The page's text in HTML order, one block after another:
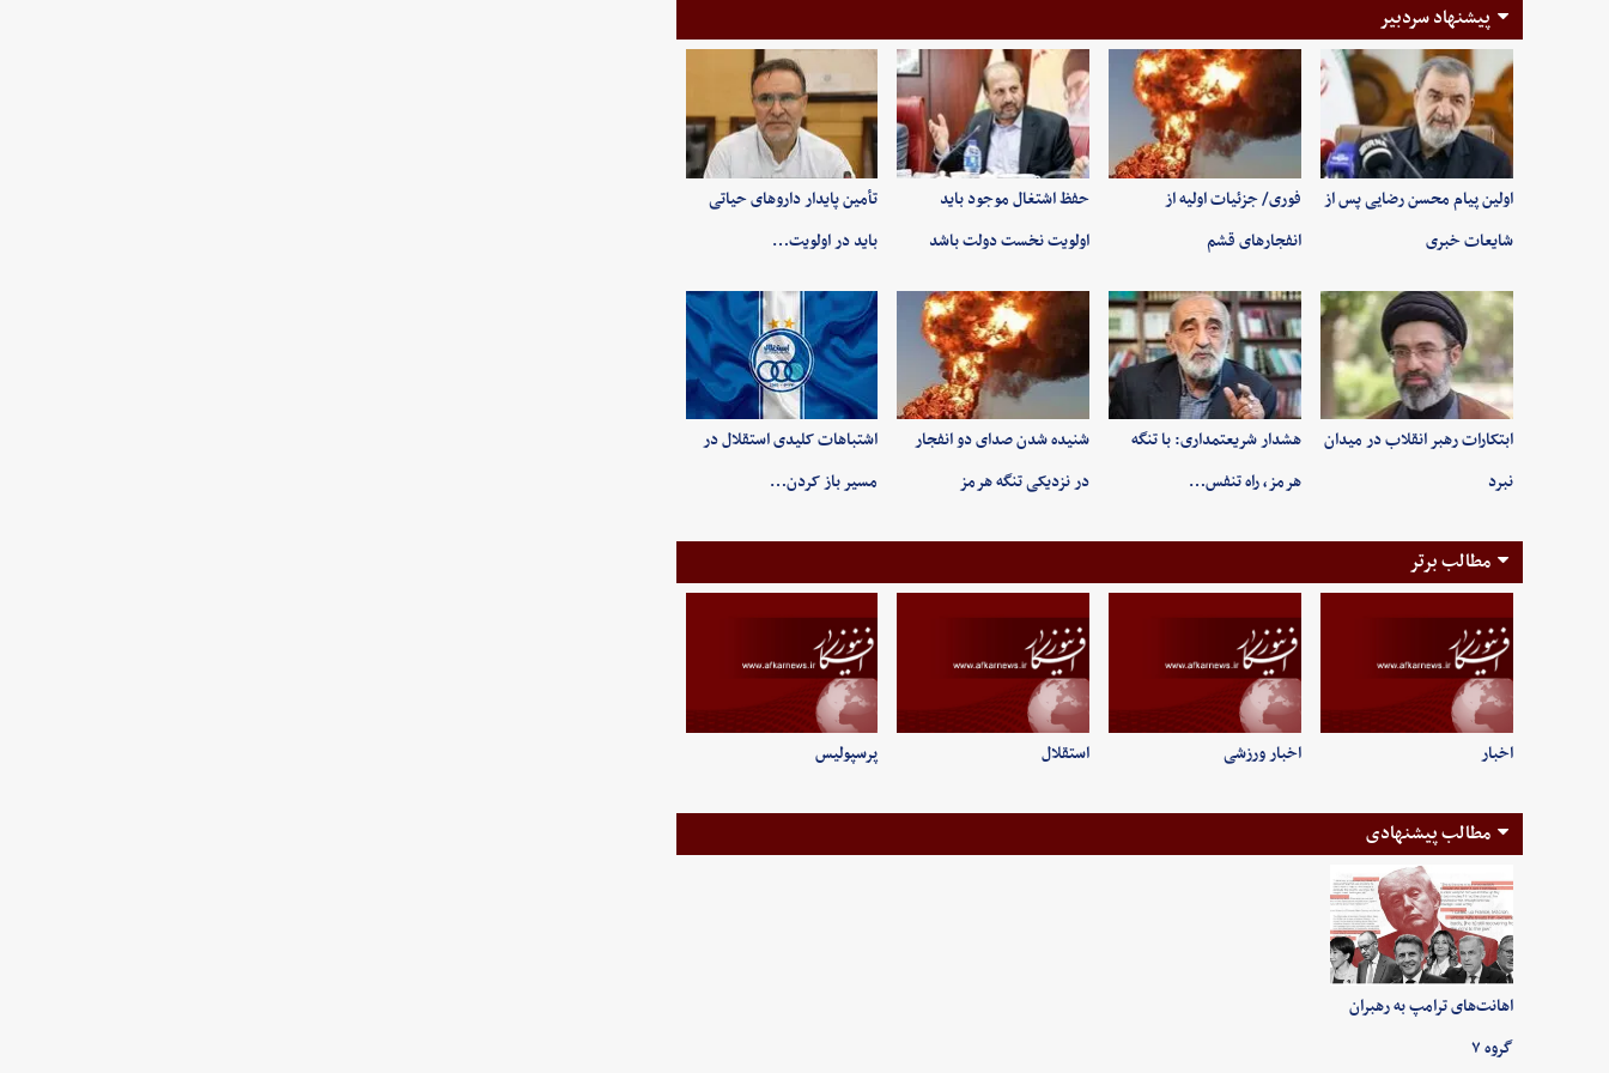
پیشنهاد سردبیر
اولین پیام محسن رضایی پس از
شایعات خبری
فوری/ جزئیات اولیه از
انفجارهای قشم
حفظ اشتغال موجود باید
اولویت نخست دولت باشد
تأمین پایدار داروهای حیاتی
باید در اولویت…
ابتکارات رهبر انقلاب در میدان
نبرد
هشدار شریعتمداری: با تنگه
هرمز، راه تنفس…
شنیده شدن صدای دو انفجار
در نزدیکی تنگه هرمز
اشتباهات کلیدی استقلال در
مسیر باز کردن…
مطالب برتر
اخبار اخبار ورزشی استقلال پرسپولیس
مطالب پیشنهادی
اهانت‌های ترامپ به رهبران
گروه ۷